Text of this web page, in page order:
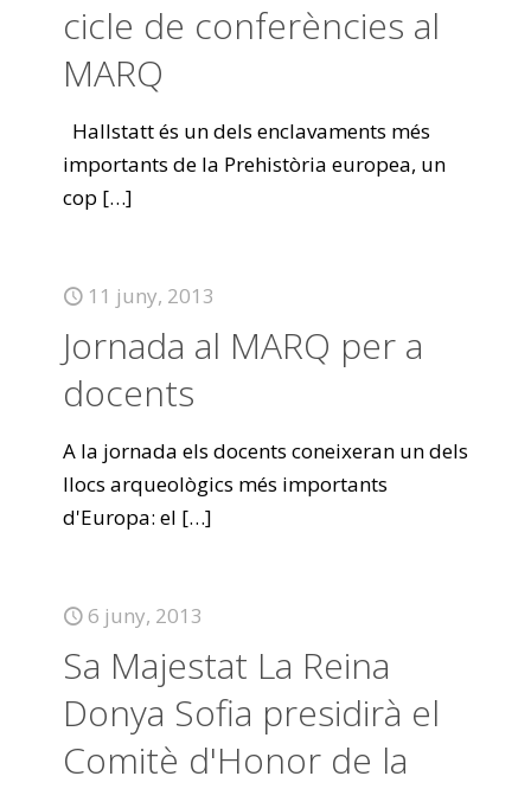
cicle de conferències al
MARQ
Hallstatt és un dels enclavaments més
importants de la Prehistòria europea, un
cop […]
11 juny, 2013
Jornada al MARQ per a
docents
A la jornada els docents coneixeran un dels
llocs arqueològics més importants
d'Europa: el […]
6 juny, 2013
Sa Majestat La Reina
Donya Sofia presidirà el
Comitè d'Honor de la